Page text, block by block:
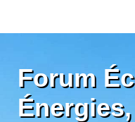
Forum